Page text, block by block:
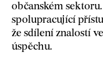
občanském
spolupracující
že sdílení znalostí
úspěchu.